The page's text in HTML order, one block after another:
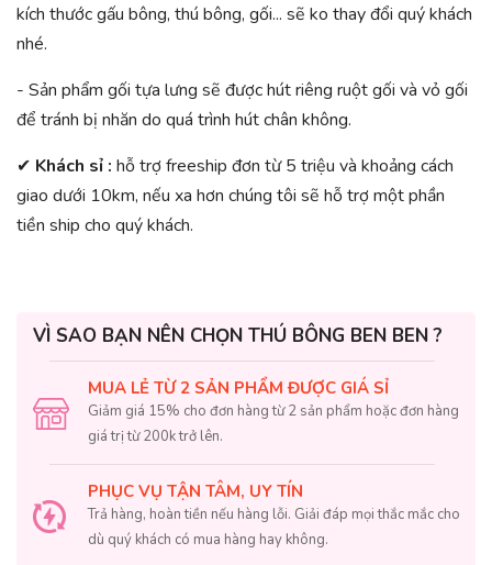
kích thước gấu bông, thú bông, gối... sẽ ko thay đổi quý khách
nhé.
- Sản phẩm gối tựa lưng sẽ được hút riêng ruột gối và vỏ gối
để tránh bị nhăn do quá trình hút chân không.
✔ Khách sỉ : hỗ trợ freeship đơn từ 5 triệu và khoảng cách
giao dưới 10km, nếu xa hơn chúng tôi sẽ hỗ trợ một phần
tiền ship cho quý khách.
VÌ SAO BẠN NÊN CHỌN THÚ BÔNG BEN BEN ?
MUA LẺ TỪ 2 SẢN PHẨM ĐƯỢC GIÁ SỈ
Giảm giá 15% cho đơn hàng từ 2 sản phẩm hoặc đơn hàng
giá trị từ 200k trở lên.
PHỤC VỤ TẬN TÂM, UY TÍN
Trả hàng, hoàn tiền nếu hàng lỗi. Giải đáp mọi thắc mắc cho
dù quý khách có mua hàng hay không.